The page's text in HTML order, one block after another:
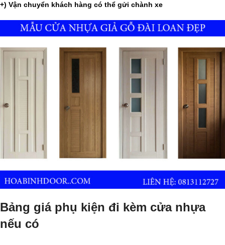
+) Vận chuyển khách hàng có thể gửi chành xe
Bảng giá phụ kiện đi kèm cửa nhựa
nếu có